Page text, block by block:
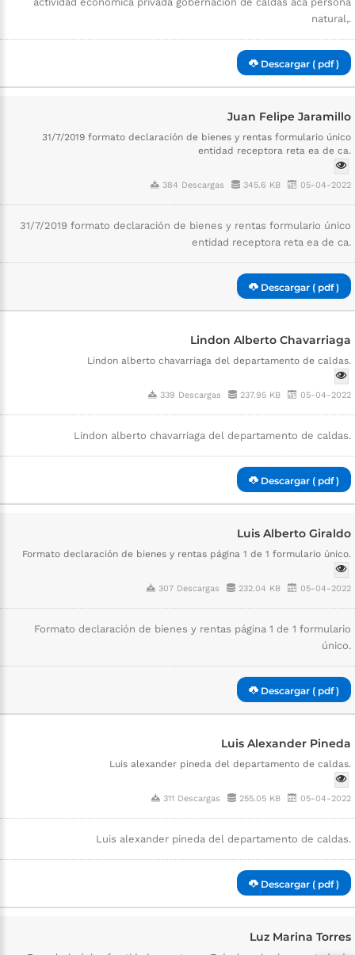
natural,.
Descargar ( pdf )
Juan Felipe Jaramillo
31/7/2019 formato declaración de bienes y rentas formulario único
entidad receptora reta ea de ca.
384 Descargas 345.6 KB 05-04-2022
31/7/2019 formato declaración de bienes y rentas formulario único
entidad receptora reta ea de ca.
Descargar ( pdf )
Lindon Alberto Chavarriaga
Lindon alberto chavarriaga del departamento de caldas.
339 Descargas 237.95 KB 05-04-2022
Lindon alberto chavarriaga del departamento de caldas.
Descargar ( pdf )
Luis Alberto Giraldo
Formato declaración de bienes y rentas página 1 de 1 formulario único.
307 Descargas 232.04 KB 05-04-2022
Formato declaración de bienes y rentas página 1 de 1 formulario
único.
Descargar ( pdf )
Luis Alexander Pineda
Luis alexander pineda del departamento de caldas.
311 Descargas 255.05 KB 05-04-2022
Luis alexander pineda del departamento de caldas.
Descargar ( pdf )
Luz Marina Torres